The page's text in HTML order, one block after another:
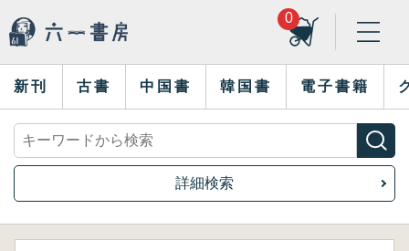
0
新刊 古書 中国書 韓国書 電子書籍
詳細検索